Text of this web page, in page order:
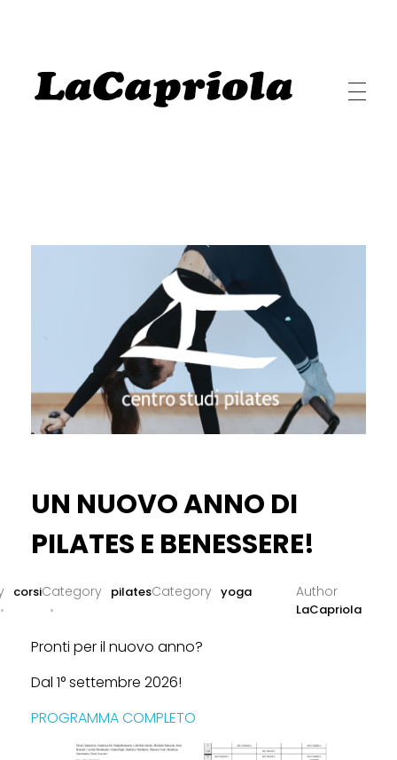
UN NUOVO ANNO DI
PILATES E BENESSERE!
LaCapriola
Corsi Pilates Yoga
Pronti per il nuovo anno?
Dal 1° settembre 2026!
PROGRAMMA COMPLETO